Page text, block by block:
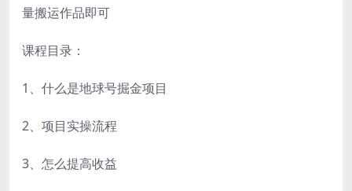
量搬运作品即可
课程目录：
1、什么是地球号掘金项目
2、项目实操流程
3、怎么提高收益